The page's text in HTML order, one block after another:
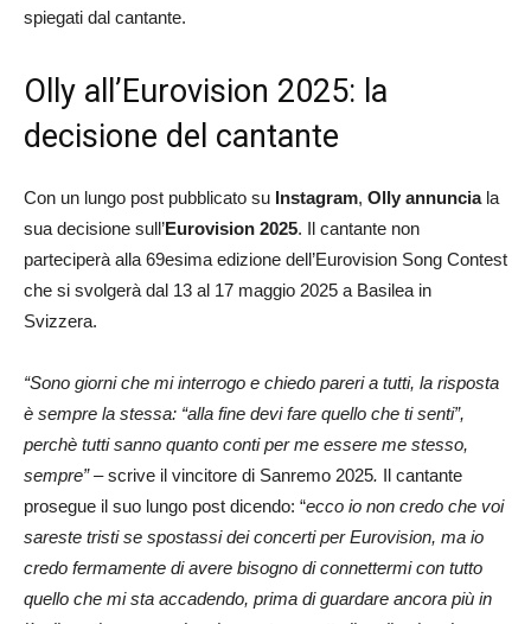
spiegati dal cantante.
Olly all’Eurovision 2025: la
decisione del cantante
Con un lungo post pubblicato su Instagram, Olly annunciala
sua decisione sull’Eurovision 2025. Il cantante non
parteciperà alla 69esima edizione dell’Eurovision Song Contest
che si svolgerà dal 13 al 17 maggio 2025 a Basilea in
Svizzera.
“Sono giorni che mi interrogo e chiedo pareri a tutti, la risposta
è sempre la stessa: “alla fine devi fare quello che ti senti”,
perchè tutti sanno quanto conti per me essere me stesso,
sempre” –scrive il vincitore di Sanremo 2025. Il cantante
prosegue il suo lungo post dicendo: “ecco io non credo che voi
sareste tristi se spostassi dei concerti per Eurovision, ma io
credo fermamente di avere bisogno di connettermi con tutto
quello che mi sta accadendo, prima di guardare ancora più in